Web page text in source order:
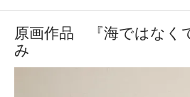
原画作品 『海ではなく
み